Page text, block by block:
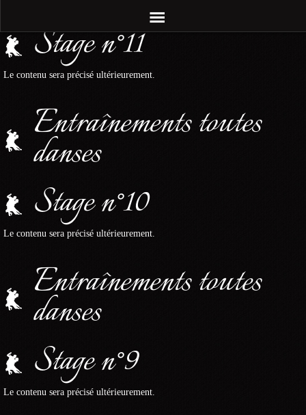
Stage n°11
Le contenu sera précisé ultérieurement.
Entraînements toutes
danses
Stage n°10
Le contenu sera précisé ultérieurement.
Entraînements toutes
danses
Stage n°9
Le contenu sera précisé ultérieurement.